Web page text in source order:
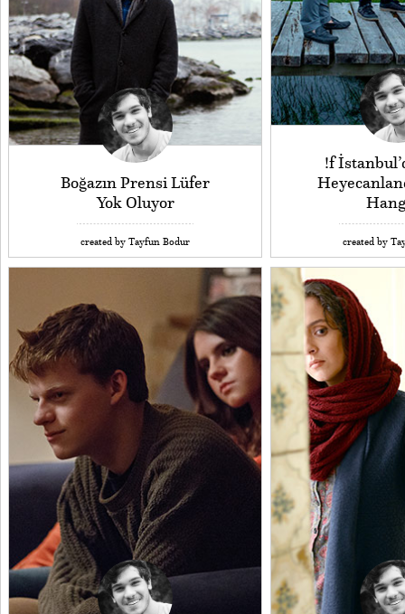
!f
created by
Boğazın Prensi Lüfer
Yok Oluyor
created by Tayfun Bodur